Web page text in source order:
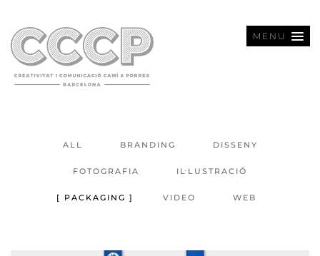
MENU
ALL BRANDING DISSENY
FOTOGRAFIA IL·LUSTRACIÓ
PACKAGING VIDEO WEB